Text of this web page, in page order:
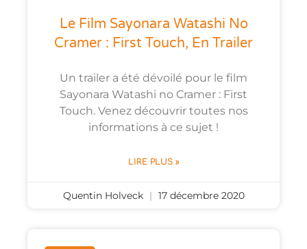
Le Film Sayonara Watashi No
Cramer : First Touch, En Trailer
Un trailer a été dévoilé pour le film
Sayonara Watashi no Cramer : First
Touch. Venez découvrir toutes nos
informations à ce sujet !
LIRE PLUS »
Quentin Holveck 17 décembre 2020